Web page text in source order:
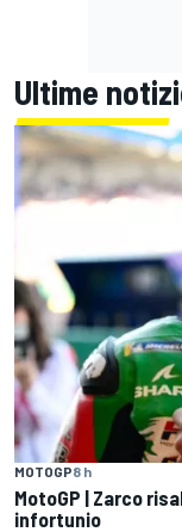
Ultime
MOTOGP8 h
MotoGP | Zarco
infortunio